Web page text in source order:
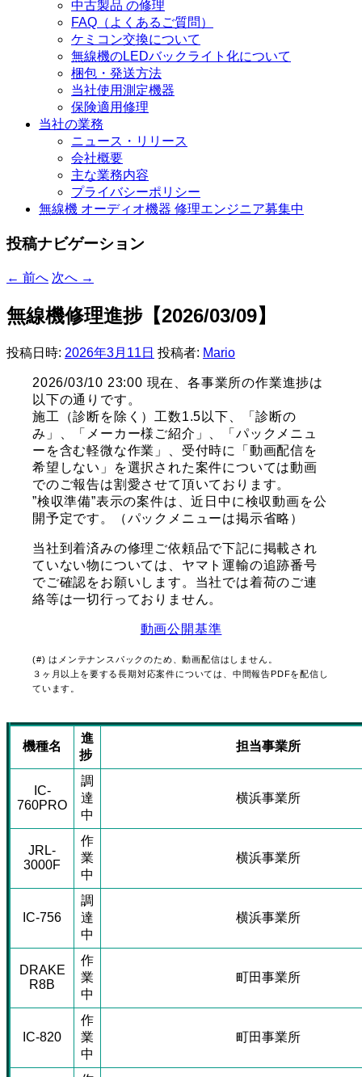
中古製品 の修理
FAQ（よくあるご質問）
ケミコン交換について
無線機のLEDバックライト化について
梱包・発送方法
当社使用測定機器
保険適用修理
当社の業務
ニュース・リリース
会社概要
主な業務内容
プライバシーポリシー
無線機 オーディオ機器 修理エンジニア募集中
投稿ナビゲーション
← 前へ 次へ →
無線機修理進捗【2026/03/09】
投稿日時: 2026年3月11日 投稿者: Mario
2026/03/10 23:00 現在、各事業所の作業進捗は
以下の通りです。
施工（診断を除く）工数1.5以下、「診断の
み」、「メーカー様ご紹介」、「パックメニュ
ーを含む軽微な作業」、受付時に「動画配信を
希望しない」を選択された案件については動画
でのご報告は割愛させて頂いております。
”検収準備”表示の案件は、近日中に検収動画を公
開予定です。（パックメニューは掲示省略）
当社到着済みの修理ご依頼品で下記に掲載され
ていない物については、ヤマト運輸の追跡番号
でご確認をお願いします。当社では着荷のご連
絡等は一切行っておりません。
動画公開基準
(#) はメンテナンスパックのため、動画配信はしません。
３ヶ月以上を要する長期対応案件については、中間報告PDFを配信し
ています。
機種名
進
捗
担当事業所
IC-
760PRO
調
達
中
横浜事業所
JRL-
3000F
作
業
中
横浜事業所
IC-756
調
達
中
横浜事業所
DRAKE
R8B
作
業
中
町田事業所
IC-820
作
業
中
町田事業所